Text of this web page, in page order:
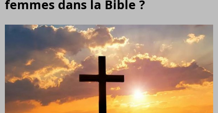
femmes dans la Bible ?